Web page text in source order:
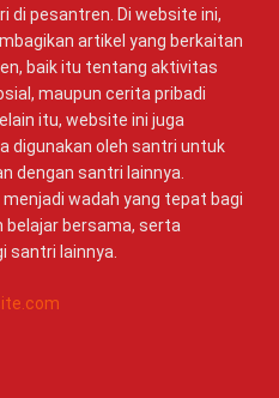
di pesantren. Di website ini,
artikel yang berkaitan
baik itu tentang aktivitas
maupun cerita pribadi
itu, website ini juga
digunakan oleh santri untuk
dengan santri lainnya.
wadah yang tepat bagi
belajar bersama, serta
santri lainnya.